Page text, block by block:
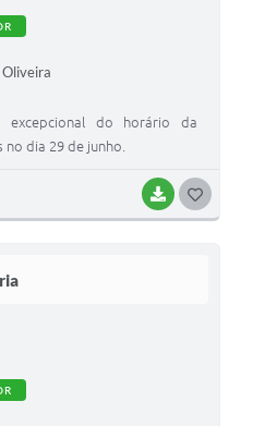
BAIXAR
excepcional do horário da
dia 29 de junho.